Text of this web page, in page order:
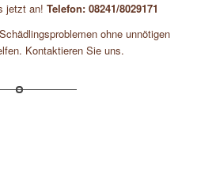
jetzt an! Telefon: 08241/8029171
ohne unnötigen
Kontaktieren Sie uns.